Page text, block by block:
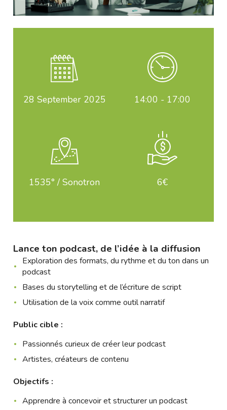
28 September 2025 14:00 - 17:00
1535° / Sonotron 6€
Lance ton podcast, de l’idée à la diffusion
Exploration des formats, du rythme et du ton dans un
podcast
Bases du storytelling et de l’écriture de script
Utilisation de la voix comme outil narratif
Public cible :
Passionnés curieux de créer leur podcast
Artistes, créateurs de contenu
Objectifs :
Apprendre à concevoir et structurer un podcast